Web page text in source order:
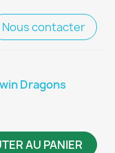
Nous contacter
Dragons
AU PANIER